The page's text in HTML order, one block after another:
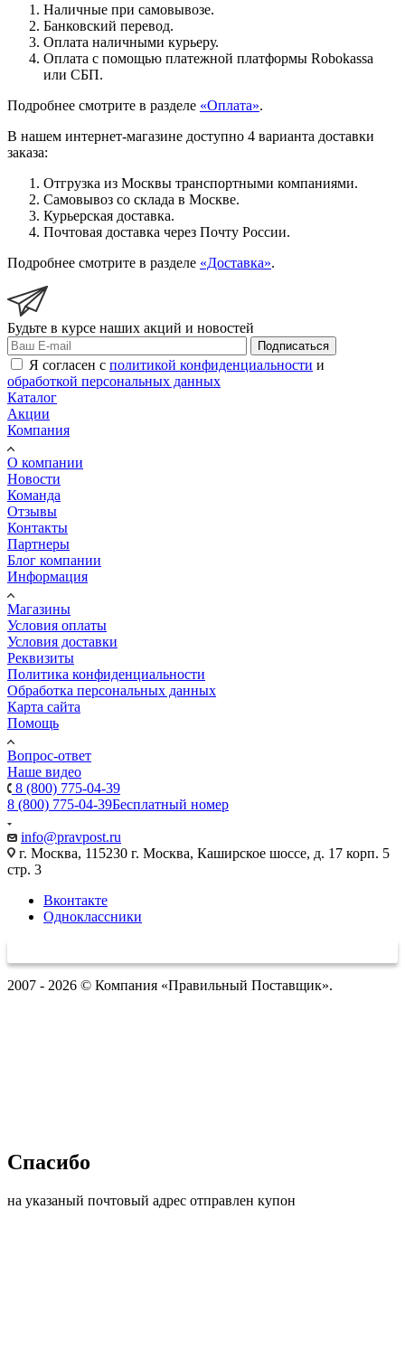
Наличные при самовывозе.
Банковский перевод.
Оплата наличными курьеру.
Оплата с помощью платежной платформы Robokassa
или СБП.
Подробнее смотрите в разделе «Оплата».
В нашем интернет-магазине доступно 4 варианта доставки
заказа:
Отгрузка из Москвы транспортными компаниями.
Самовывоз со склада в Москве.
Курьерская доставка.
Почтовая доставка через Почту России.
Подробнее смотрите в разделе «Доставка».
Будьте в курсе наших акций и новостей
Подписаться
Я согласен с политикой конфиденциальности и
обработкой персональных данных
Каталог
Акции
Компания
О компании
Новости
Команда
Отзывы
Контакты
Партнеры
Блог компании
Информация
Магазины
Условия оплаты
Условия доставки
Реквизиты
Политика конфиденциальности
Обработка персональных данных
Карта сайта
Помощь
Вопрос-ответ
Наше видео
8 (800) 775-04-39
8 (800) 775-04-39Бесплатный номер
info@pravpost.ru
г. Москва, 115230 г. Москва, Каширское шоссе, д. 17 корп. 5
стр. 3
Вконтакте
Одноклассники
2007 - 2026 © Компания «Правильный Поставщик».
Спасибо
на указаный почтовый адрес отправлен купон